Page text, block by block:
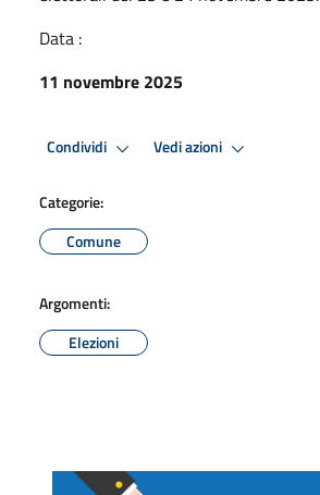
Data :
11 novembre 2025
Condividi Vedi azioni
Categorie:
Comune
Argomenti:
Elezioni